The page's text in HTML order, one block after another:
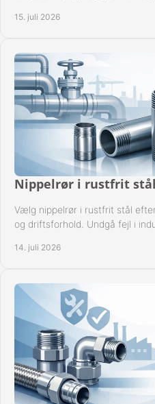
15. juli 2026
Nippelrør i rustfrit
Vælg nippelrør i rustfrit stål
og driftsforhold. Undgå fejl i
14. juli 2026